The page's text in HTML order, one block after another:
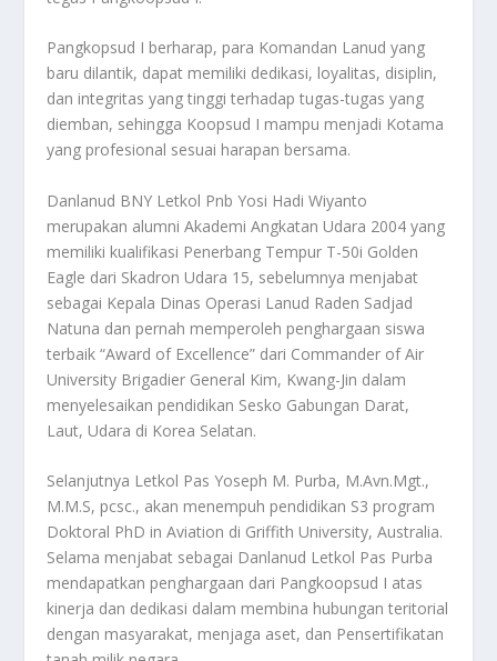
Pangkopsud I berharap, para Komandan Lanud yang
baru dilantik, dapat memiliki dedikasi, loyalitas, disiplin,
dan integritas yang tinggi terhadap tugas-tugas yang
diemban, sehingga Koopsud I mampu menjadi Kotama
yang profesional sesuai harapan bersama.
Danlanud BNY Letkol Pnb Yosi Hadi Wiyanto
merupakan alumni Akademi Angkatan Udara 2004 yang
memiliki kualifikasi Penerbang Tempur T-50i Golden
Eagle dari Skadron Udara 15, sebelumnya menjabat
sebagai Kepala Dinas Operasi Lanud Raden Sadjad
Natuna dan pernah memperoleh penghargaan siswa
terbaik “Award of Excellence” dari Commander of Air
University Brigadier General Kim, Kwang-Jin dalam
menyelesaikan pendidikan Sesko Gabungan Darat,
Laut, Udara di Korea Selatan.
Selanjutnya Letkol Pas Yoseph M. Purba, M.Avn.Mgt.,
M.M.S, pcsc., akan menempuh pendidikan S3 program
Doktoral PhD in Aviation di Griffith University, Australia.
Selama menjabat sebagai Danlanud Letkol Pas Purba
mendapatkan penghargaan dari Pangkoopsud I atas
kinerja dan dedikasi dalam membina hubungan teritorial
dengan masyarakat, menjaga aset, dan Pensertifikatan